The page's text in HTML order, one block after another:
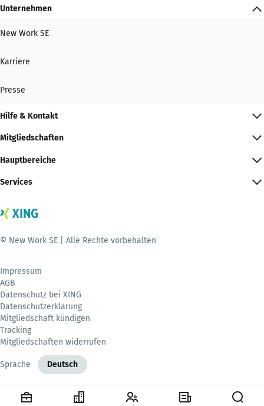
Unternehmen
New Work SE
Karriere
Presse
Hilfe & Kontakt
Mitgliedschaften
Hauptbereiche
Services
© New Work SE | Alle Rechte vorbehalten
Impressum
AGB
Datenschutz bei XING
Datenschutzerklärung
Mitgliedschaft kündigen
Tracking
Mitgliedschaften widerrufen
Sprache Deutsch